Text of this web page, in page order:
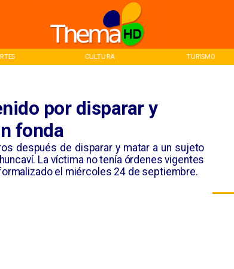
CULTURA TURISMO
por disparar y
fonda
después de disparar y matar a un sujeto
La víctima no tenía órdenes vigentes
el miércoles 24 de septiembre.